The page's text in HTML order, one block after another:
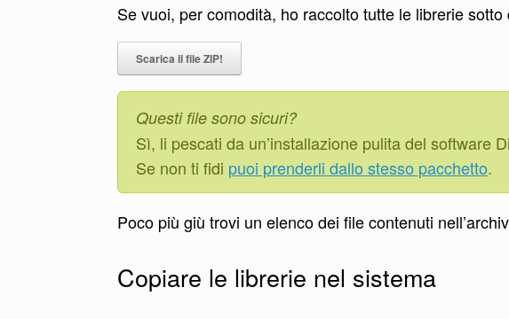
Se vuoi, per comodità, ho raccolto tutte le librerie sotto
Scarica il file ZIP!
Questi file sono sicuri?
Sì, li pescati da un’installazione pulita del software
Se non ti fidi puoi prenderli dallo stesso pacchetto.
Poco più giù trovi un elenco dei file contenuti
Copiare le librerie nel sistema